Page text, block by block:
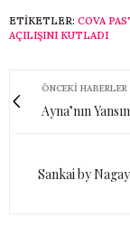
ETIKETLER: COVA
AÇILIŞINI KUTLADI
ÖNCEKI HABERLER
Ayna’nın
Sankai by